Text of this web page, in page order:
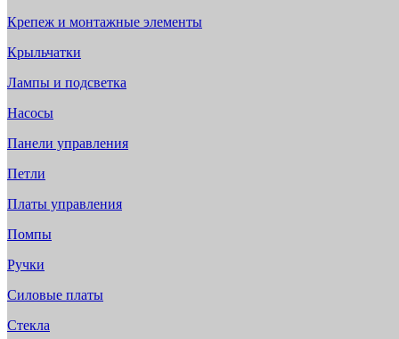
Крепеж и монтажные элементы
Крыльчатки
Лампы и подсветка
Насосы
Панели управления
Петли
Платы управления
Помпы
Ручки
Силовые платы
Стекла